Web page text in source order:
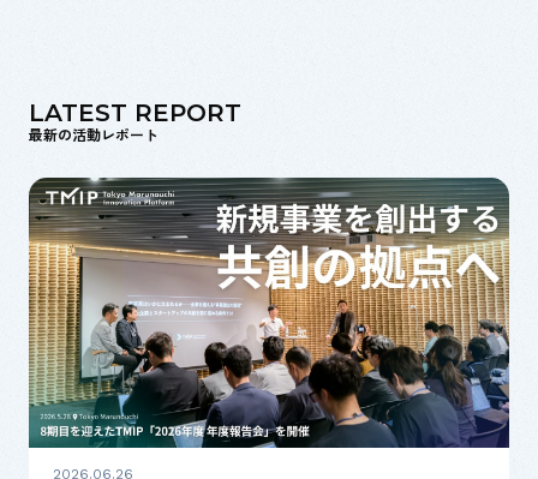
LATEST REPORT
最新の活動レポート
2026.06.26